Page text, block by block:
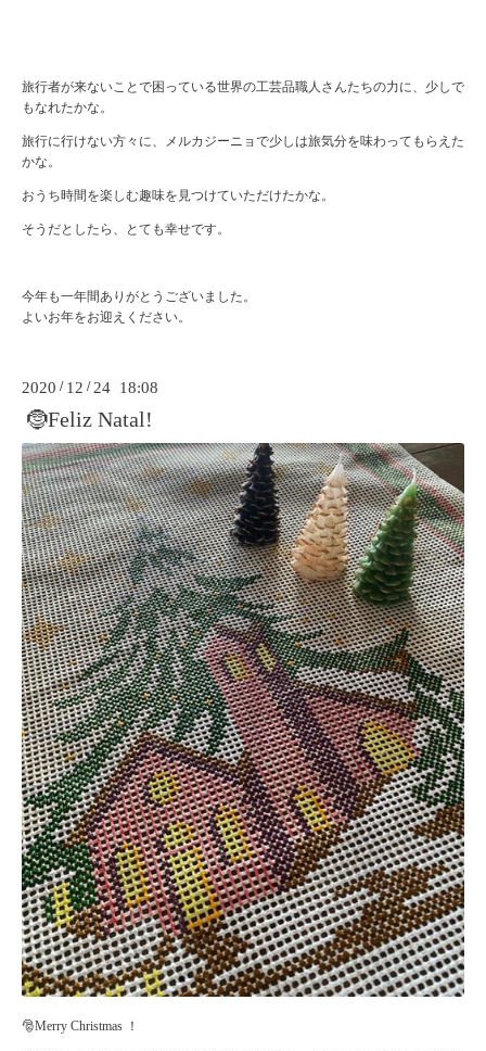
旅行者が来ないことで困っている世界の工芸品職人さんたちの力に、少しで
もなれたかな。
旅行に行けない方々に、メルカジーニョで少しは旅気分を味わってもらえた
かな。
おうち時間を楽しむ趣味を見つけていただけたかな。
そうだとしたら、とても幸せです。
今年も一年間ありがとうございました。
よいお年をお迎えください。
2020 / 12 / 24 18:08
🤶Feliz Natal!
🎅Merry Christmas ！